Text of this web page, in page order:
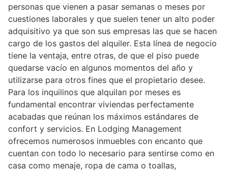
personas que vienen a pasar semanas o meses por
cuestiones laborales y que suelen tener un alto poder
adquisitivo ya que son sus empresas las que se hacen
cargo de los gastos del alquiler. Esta línea de negocio
tiene la ventaja, entre otras, de que el piso puede
quedarse vacío en algunos momentos del año y
utilizarse para otros fines que el propietario desee.
Para los inquilinos que alquilan por meses es
fundamental encontrar viviendas perfectamente
acabadas que reúnan los máximos estándares de
confort y servicios. En Lodging Management
ofrecemos numerosos inmuebles con encanto que
cuentan con todo lo necesario para sentirse como en
casa como menaje, ropa de cama o toallas,